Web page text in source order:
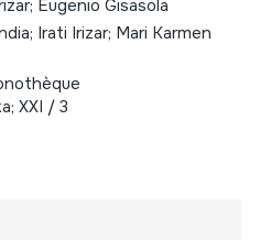
Eugenio Gisasola
Irati Irizar; Mari Karmen
XXI / 3